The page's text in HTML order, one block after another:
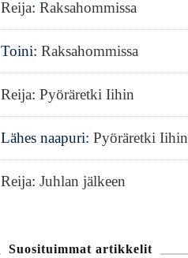
Reija:Raksahommissa
Toini:Raksahommissa
Reija:Pyöräretki Iihin
Lähes naapuri:Pyöräretki Iihin
Reija:Juhlan jälkeen
Suosituimmat artikkelit